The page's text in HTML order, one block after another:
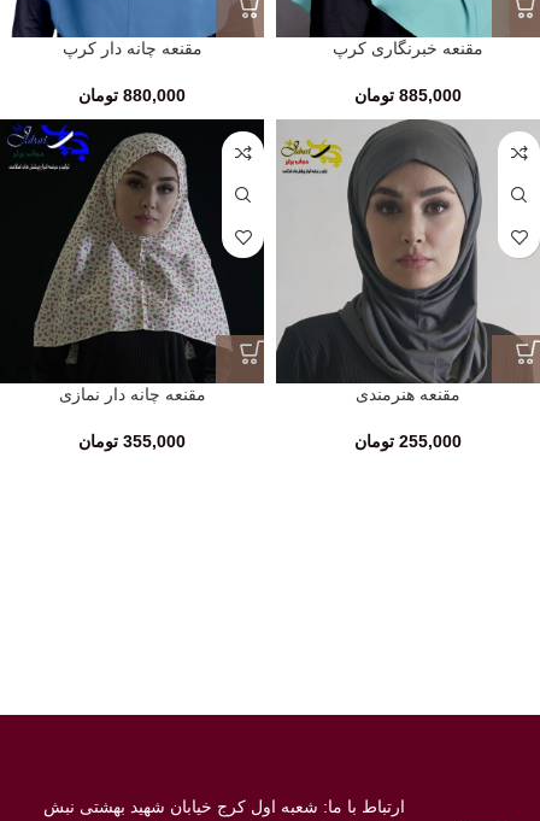
مقنعه خبرنگاری کرپ
885,000 تومان
مقنعه چانه دار کرپ
880,000 تومان
مقنعه هنرمندی
255,000 تومان
مقنعه چانه دار نمازی
355,000 تومان
ارتباط با ما: شعبه اول کرج خیابان شهید بهشتی نبش